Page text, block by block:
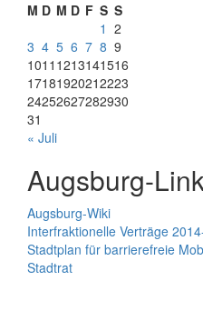
M D M D F S S
1 2
3 4 5 6 7 8 9
1011 1213141516
17181920212223
24252627282930
31
« Juli
Augsburg-
Augsburg-Wiki
Interfraktionelle Verträge
Stadtplan für barrierefreie
Stadtrat